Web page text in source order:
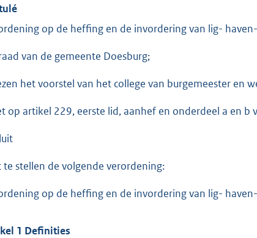
op de heffing en de invordering van lig-
van de gemeente Doesburg;
het voorstel van het college van burgemeester en
op artikel 229, eerste lid, aanhef en onderdeel a en b
te stellen de volgende verordening:
op de heffing en de invordering van lig-
1 Definities